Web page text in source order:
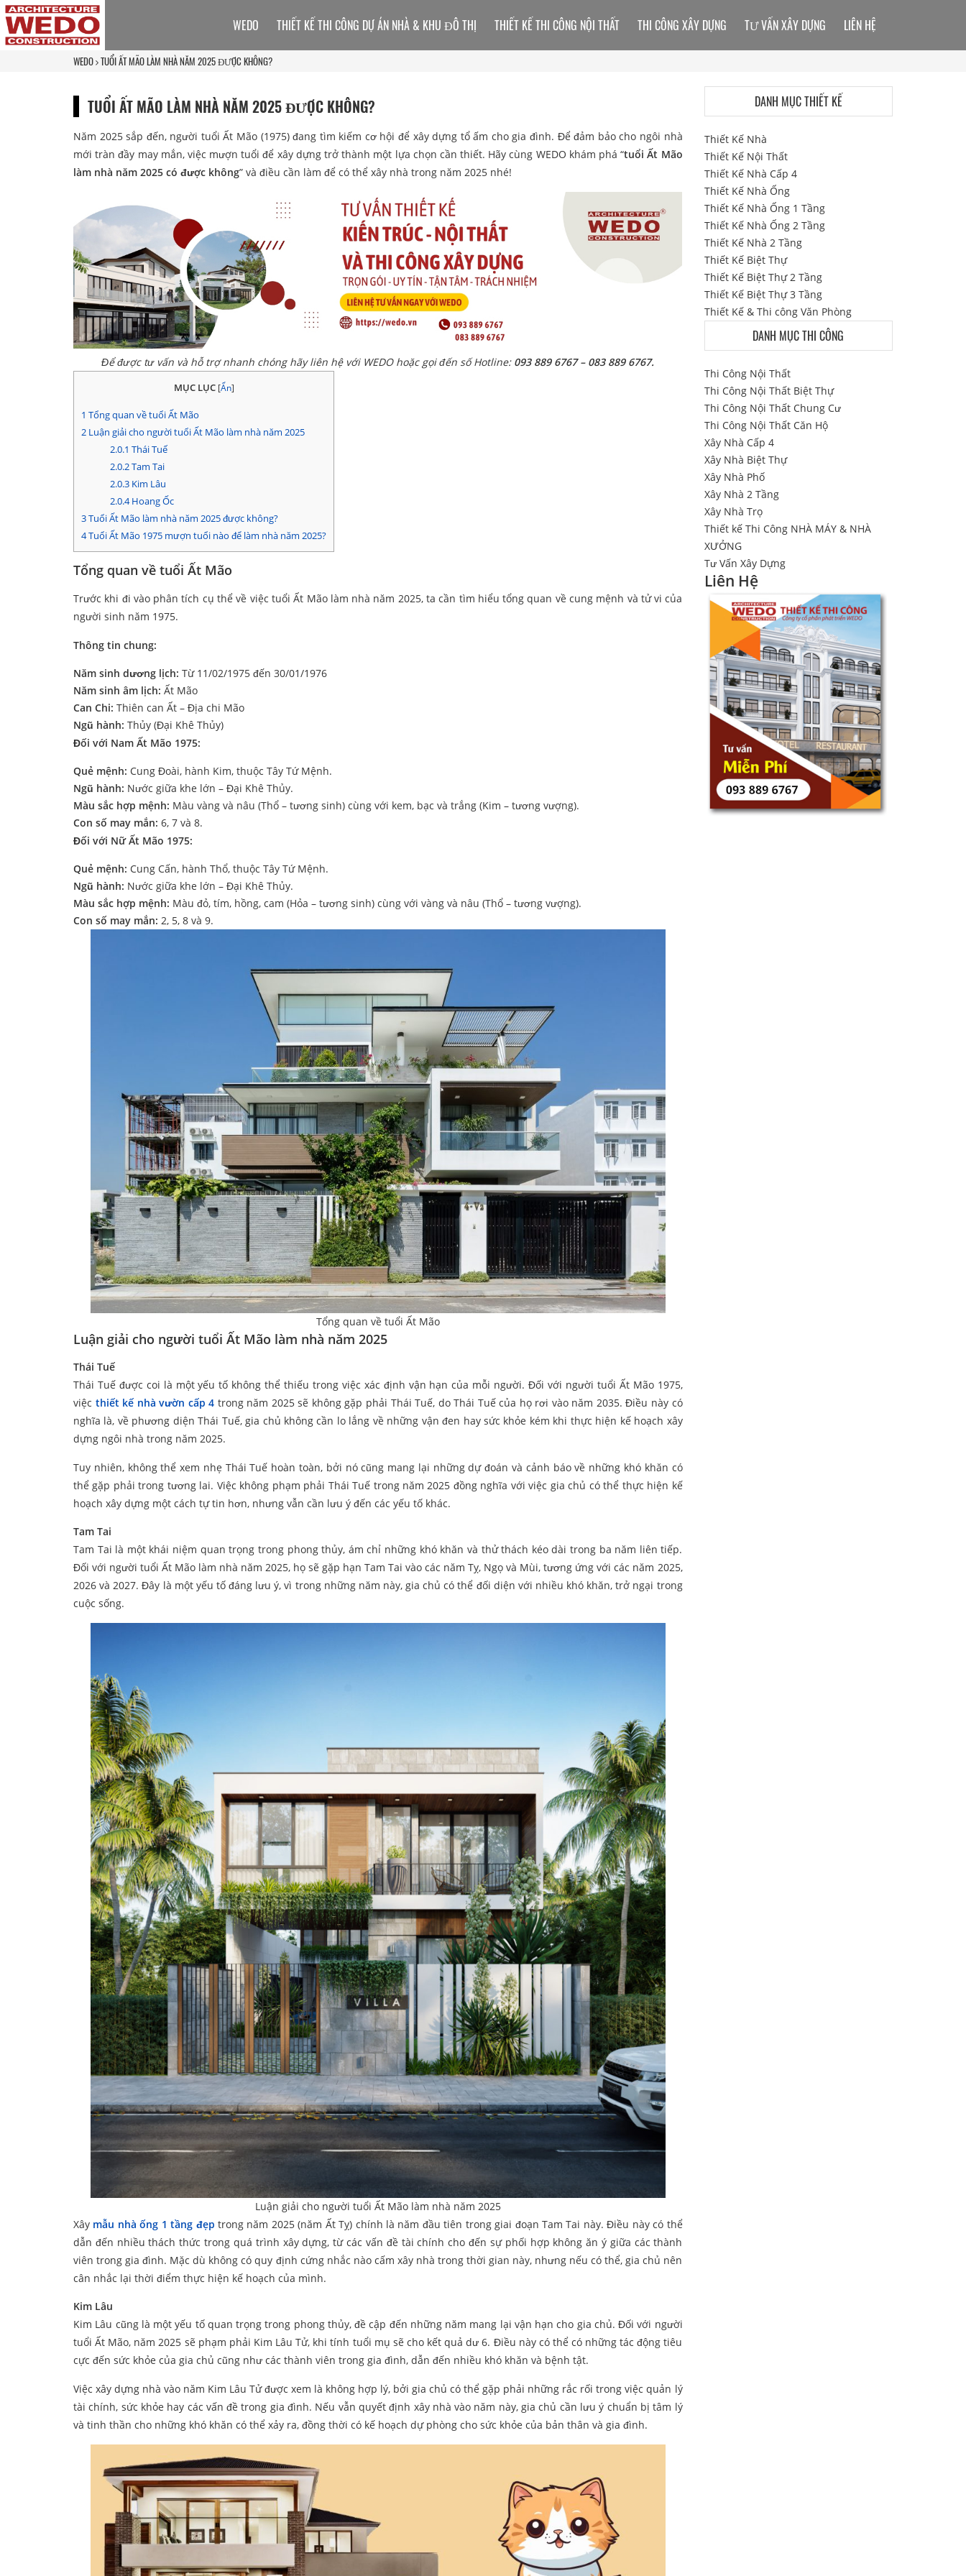
WEDO TUỔI ẤT MÃO LÀM NHÀ NĂM 2025 ĐƯỢC KHÔNG?
TUỔI ẤT MÃO LÀM NHÀ NĂM 2025 ĐƯỢC KHÔNG?
Năm 2025 sắp đến, người tuổi Ất Mão (1975) đang tìm kiếm cơ hội để xây dựng tổ ấm cho gia đình. Để đảm bảo cho ngôi nhà
mới tràn đầy may mắn, việc mượn tuổi để xây dựng trở thành một lựa chọn cần thiết. Hãy cùng WEDO khám phá “tuổi Ất Mão
làm nhà năm 2025 có được không” và điều cần làm để có thể xây nhà trong năm 2025 nhé!
Để được tư vấn và hỗ trợ nhanh chóng hãy liên hệ với WEDO hoặc gọi đến số Hotline: 093 889 6767 – 083 889 6767.
MỤC LỤC [Ẩn]
1 Tổng quan về tuổi Ất Mão
2 Luận giải cho người tuổi Ất Mão làm nhà năm 2025
2.0.1 Thái Tuế
2.0.2Tam Tai
2.0.3Kim Lâu
2.0.4Hoang Ốc
3Tuổi Ất Mão làm nhà năm 2025 được không?
4Tuổi Ất Mão 1975 mượn tuổi nào để làm nhà năm 2025?
Tổng quan về tuổi Ất Mão
Trước khi đi vào phân tích cụ thể về việc tuổi Ất Mão làm nhà năm 2025, ta cần tìm hiểu tổng quan về cung mệnh và tử vi của
người sinh năm 1975.
Thông tin chung:
Năm sinh dương lịch: Từ 11/02/1975 đến 30/01/1976
Năm sinh âm lịch: Ất Mão
Can Chi: Thiên can Ất – Địa chi Mão
Ngũ hành: Thủy (Đại Khê Thủy)
Đối với Nam Ất Mão 1975:
Quẻ mệnh: Cung Đoài, hành Kim, thuộc Tây Tứ Mệnh.
Ngũ hành: Nước giữa khe lớn – Đại Khê Thủy.
Màu sắc hợp mệnh: Màu vàng và nâu (Thổ – tương sinh) cùng với kem, bạc và trắng (Kim – tương vượng).
Con số may mắn: 6, 7 và 8.
Đối với Nữ Ất Mão 1975:
Quẻ mệnh: Cung Cấn, hành Thổ, thuộc Tây Tứ Mệnh.
Ngũ hành: Nước giữa khe lớn – Đại Khê Thủy.
Màu sắc hợp mệnh: Màu đỏ, tím, hồng, cam (Hỏa – tương sinh) cùng với vàng và nâu (Thổ – tương vượng).
Con số may mắn: 2, 5, 8 và 9.
Tổng quan về tuổi Ất Mão
Luận giải cho người tuổi Ất Mão làm nhà năm 2025
Thái Tuế
Thái Tuế được coi là một yếu tố không thể thiếu trong việc xác định vận hạn của mỗi người. Đối với người tuổi Ất Mão 1975,
việc thiết kế nhà vườn cấp 4 trong năm 2025 sẽ không gặp phải Thái Tuế, do Thái Tuế của họ rơi vào năm 2035. Điều này có
nghĩa là, về phương diện Thái Tuế, gia chủ không cần lo lắng về những vận đen hay sức khỏe kém khi thực hiện kế hoạch xây
dựng ngôi nhà trong năm 2025.
Tuy nhiên, không thể xem nhẹ Thái Tuế hoàn toàn, bởi nó cũng mang lại những dự đoán và cảnh báo về những khó khăn có
thể gặp phải trong tương lai. Việc không phạm phải Thái Tuế trong năm 2025 đồng nghĩa với việc gia chủ có thể thực hiện kế
hoạch xây dựng một cách tự tin hơn, nhưng vẫn cần lưu ý đến các yếu tố khác.
Tam Tai
Tam Tai là một khái niệm quan trọng trong phong thủy, ám chỉ những khó khăn và thử thách kéo dài trong ba năm liên tiếp.
Đối với người tuổi Ất Mão làm nhà năm 2025, họ sẽ gặp hạn Tam Tai vào các năm Tỵ, Ngọ và Mùi, tương ứng với các năm 2025,
2026 và 2027. Đây là một yếu tố đáng lưu ý, vì trong những năm này, gia chủ có thể đối diện với nhiều khó khăn, trở ngại trong
cuộc sống.
Luận giải cho người tuổi Ất Mão làm nhà năm 2025
Xây mẫu nhà ống 1 tầng đẹp trong năm 2025 (năm Ất Tỵ) chính là năm đầu tiên trong giai đoạn Tam Tai này. Điều này có thể
dẫn đến nhiều thách thức trong quá trình xây dựng, từ các vấn đề tài chính cho đến sự phối hợp không ăn ý giữa các thành
viên trong gia đình. Mặc dù không có quy định cứng nhắc nào cấm xây nhà trong thời gian này, nhưng nếu có thể, gia chủ nên
cân nhắc lại thời điểm thực hiện kế hoạch của mình.
Kim Lâu
Kim Lâu cũng là một yếu tố quan trọng trong phong thủy, đề cập đến những năm mang lại vận hạn cho gia chủ. Đối với người
tuổi Ất Mão, năm 2025 sẽ phạm phải Kim Lâu Tử, khi tính tuổi mụ sẽ cho kết quả dư 6. Điều này có thể có những tác động tiêu
cực đến sức khỏe của gia chủ cũng như các thành viên trong gia đình, dẫn đến nhiều khó khăn và bệnh tật.
Việc xây dựng nhà vào năm Kim Lâu Tử được xem là không hợp lý, bởi gia chủ có thể gặp phải những rắc rối trong việc quản lý
tài chính, sức khỏe hay các vấn đề trong gia đình. Nếu vẫn quyết định xây nhà vào năm này, gia chủ cần lưu ý chuẩn bị tâm lý
và tinh thần cho những khó khăn có thể xảy ra, đồng thời có kế hoạch dự phòng cho sức khỏe của bản thân và gia đình.
WEDO THIẾT KẾ THI CÔNG DỰ ÁN NHÀ & KHU ĐÔ THỊ THIẾT KẾ THI CÔNG NỘI THẤT THI CÔNG XÂY DỰNG TƯ VẤN XÂY DỰNG LIÊN HỆ
DANH MỤC THIẾT KẾ
Thiết Kế Nhà
Thiết Kế Nội Thất
Thiết Kế Nhà Cấp 4
Thiết Kế Nhà Ống
Thiết Kế Nhà Ống 1 Tầng
Thiết Kế Nhà Ống 2 Tầng
Thiết Kế Nhà 2 Tầng
Thiết Kế Biệt Thự
Thiết Kế Biệt Thự 2 Tầng
Thiết Kế Biệt Thự 3 Tầng
Thiết Kế & Thi công Văn Phòng
DANH MỤC THI CÔNG
Thi Công Nội Thất
Thi Công Nội Thất Biệt Thự
Thi Công Nội Thất Chung Cư
Thi Công Nội Thất Căn Hộ
Xây Nhà Cấp 4
Xây Nhà Biệt Thự
Xây Nhà Phố
Xây Nhà 2 Tầng
Xây Nhà Trọ
Thiết kế Thi Công NHÀ MÁY & NHÀ
XƯỞNG
Tư Vấn Xây Dựng
Liên Hệ